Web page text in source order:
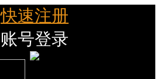
快速注册
账号登录